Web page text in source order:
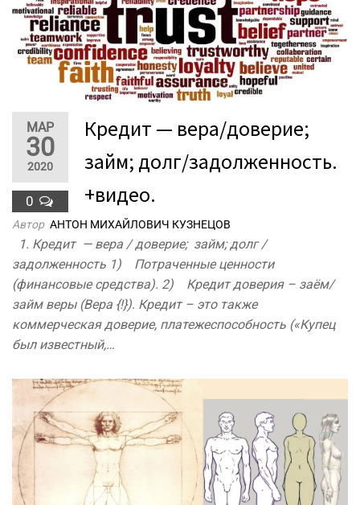
МАР
30
2020
0
Кредит — вера/доверие;
займ; долг/задолженность.
+видео.
Автор АНТОН МИХАЙЛОВИЧ КУЗНЕЦОВ
1. Кредит — вера / доверие; займ; долг /
задолженность 1) Потраченные ценности
(финансовые средства). 2) Кредит доверия – заём/
займ веры (Вера {!}). Кредит – это также
коммерческая доверие, платежеспособность («Купец
был известный,…